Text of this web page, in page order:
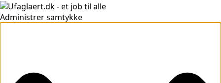
Administrer samtykke